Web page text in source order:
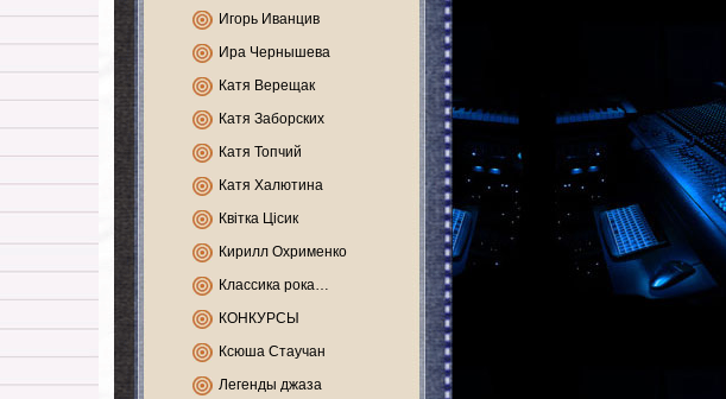
Игорь Иванцив
Ира Чернышева
Катя Верещак
Катя Заборских
Катя Топчий
Катя Халютина
Квітка Цісик
Кирилл Охрименко
Классика рока…
КОНКУРСЫ
Ксюша Стаучан
Легенды джаза